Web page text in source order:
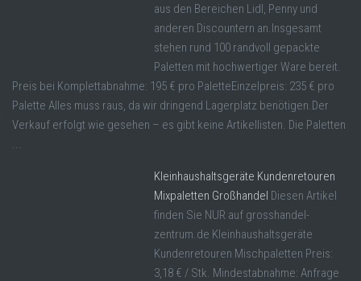
aus den Bereichen Lidl, Penny und
anderen Discountern an.Insgesamt
stehen rund 100 randvoll gepackte
Paletten mit hochwertiger Ware bereit.
Preis bei Komplettabnahme: 195 € pro PaletteEinzelpreis: 235 € pro
Palette Alles muss raus, da wir dringend Lagerplatz benötigen.Der
Verkauf erfolgt wie gesehen – es gibt keine Artikellisten. Die Paletten
...
Kleinhaushaltsgeräte Kundenretouren
Mixpaletten Großhandel Diesen Artikel
finden Sie NUR auf grosshandel-
zentrum.de Kleinhaushaltsgeräte
Kundenretouren Mischpaletten Preis:
3,18 € / Stk. Mindestabnahme: Anfrage